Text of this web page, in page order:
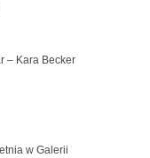
– Kara Becker
w Galerii